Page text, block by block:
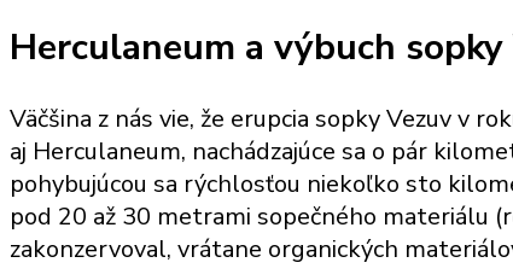
Herculaneum a výbuch sopky
Väčšina z nás vie, že erupcia sopky Vezuv v
aj Herculaneum, nachádzajúce sa o pár
pohybujúcou sa rýchlosťou niekoľko sto
pod 20 až 30 metrami sopečného materiálu
zakonzervoval, vrátane organických